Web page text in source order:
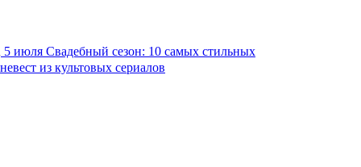
5 июля Свадебный сезон: 10 самых стильных
невест из культовых сериалов